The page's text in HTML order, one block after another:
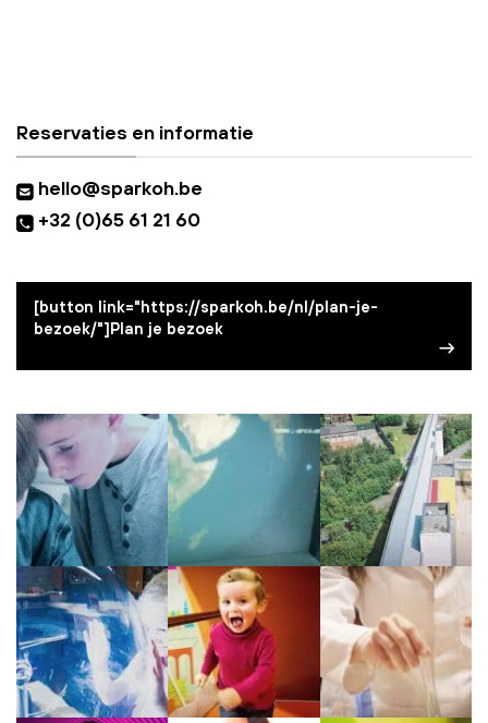
Reservaties en informatie
hello@sparkoh.be
+32 (0)65 61 21 60
[button link="https://sparkoh.be/nl/plan-je-
bezoek/"]Plan je bezoek